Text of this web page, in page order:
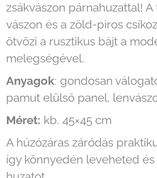
zsákvászon párnahuzattal!
vászon és a zöld-piros
ötvözi a rusztikus bájt a
melegségével.
Anyagok: gondosan
pamut elülső panel,
Méret: kb. 45×45 cm
A húzózáras záródás
így könnyedén leveheted